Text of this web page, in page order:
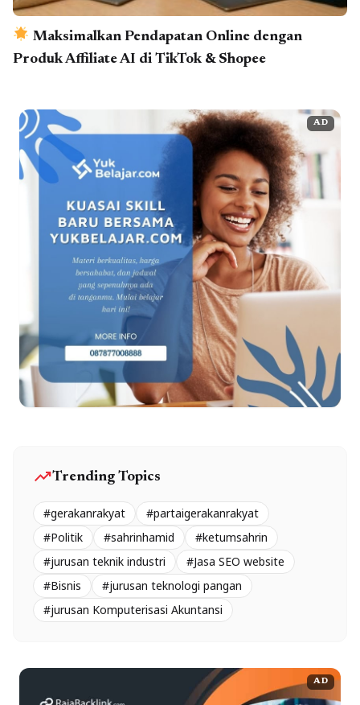
Maksimalkan Pendapatan Online dengan
Produk Affiliate AI di TikTok & Shopee
AD
trending_upTrending Topics
#gerakanrakyat
#partaigerakanrakyat
#Politik
#sahrinhamid
#ketumsahrin
#jurusan teknik industri
#Jasa SEO website
#Bisnis
#jurusan teknologi pangan
#jurusan Komputerisasi Akuntansi
AD